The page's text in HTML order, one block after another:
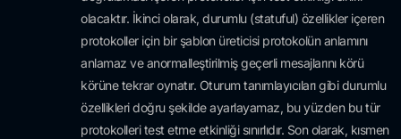
olacaktır. İkinci olarak, durumlu (statuful) özellikler içeren
protokoller için bir şablon üreticisi protokolün anlamını
anlamaz ve anormalleştirilmiş geçerli mesajlarını körü
körüne tekrar oynatır. Oturum tanımlayıcıları gibi durumlu
özellikleri doğru şekilde ayarlayamaz, bu yüzden bu tür
protokolleri test etme etkinliği sınırlıdır. Son olarak, kısmen